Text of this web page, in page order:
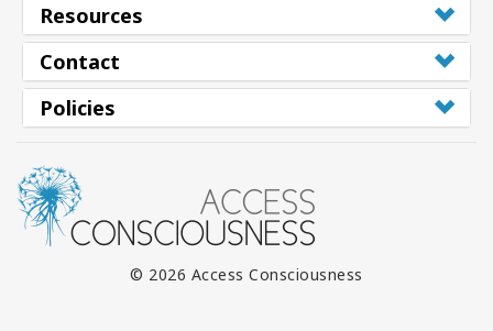
Resources
Contact
Policies
© 2026 Access Consciousness